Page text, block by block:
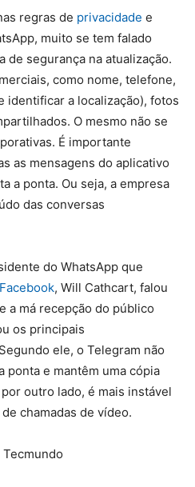
regras de privacidade e
muito se tem falado
de segurança na atualização.
como nome, telefone,
identificar a localização), fotos
O mesmo não se
É importante
as mensagens do aplicativo
a ponta. Ou seja, a empresa
das conversas
do WhatsApp que
Facebook, Will Cathcart, falou
a má recepção do público
os principais
ele, o Telegram não
ponta e mantêm uma cópia
outro lado, é mais instável
chamadas de vídeo.